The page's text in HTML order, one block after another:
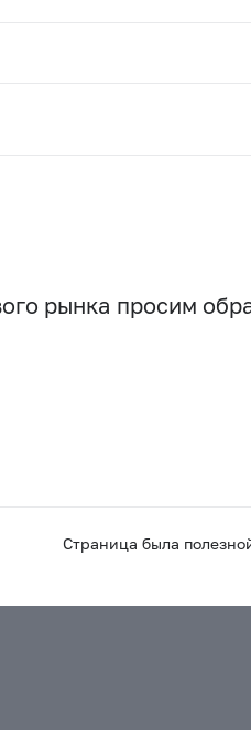
рынка просим
Страница была